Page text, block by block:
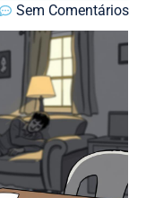
Sem Comentários